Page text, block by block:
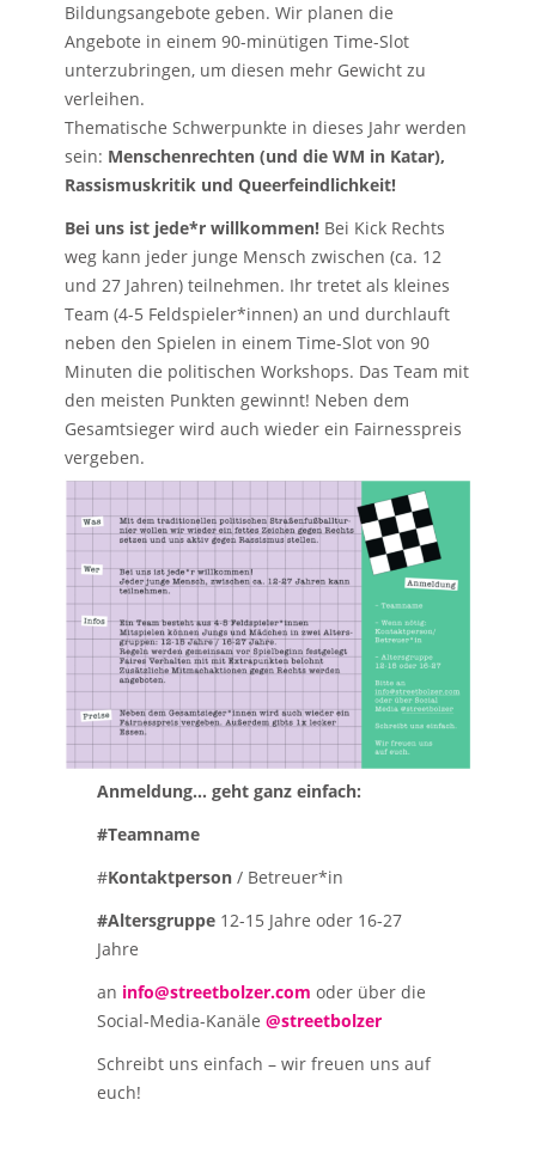
Bildungsangebote geben. Wir planen die
Angebote in einem 90-minütigen Time-Slot
unterzubringen, um diesen mehr Gewicht zu
verleihen.
Thematische Schwerpunkte in dieses Jahr werden
sein: Menschenrechten (und die WM in Katar),
Rassismuskritik und Queerfeindlichkeit!
Bei uns ist jede*r willkommen!Bei Kick Rechts
weg kann jeder junge Mensch zwischen (ca. 12
und 27 Jahren) teilnehmen. Ihr tretet als kleines
Team (4-5 Feldspieler*innen) an und durchlauft
neben den Spielen in einem Time-Slot von 90
Minuten die politischen Workshops. Das Team mit
den meisten Punkten gewinnt! Neben dem
Gesamtsieger wird auch wieder ein Fairnesspreis
vergeben.
Anmeldung… geht ganz einfach:
#Teamname
#Kontaktperson/ Betreuer*in
#Altersgruppe12-15 Jahre oder 16-27
Jahre
an info@streetbolzer.com oder über die
Social-Media-Kanäle @streetbolzer
Schreibt uns einfach – wir freuen uns auf
euch!